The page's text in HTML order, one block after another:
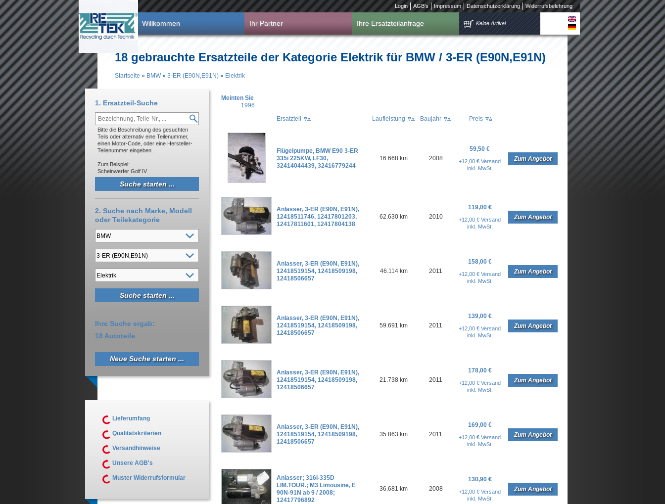
Direkt zum Inhalt Login AGB's Impressum Datenschutzerklärung Widerrufsbelehrung
Willkommen Ihr Partner Ihre Ersatzteilanfrage Keine Artikel
18 gebrauchte Ersatzteile der Kategorie Elektrik für BMW / 3-ER (E90N,E91N)
Startseite » BMW» 3-ER (E90N,E91N) » Elektrik
Meinten Sie
1996
Ersatzteil
Laufleistung Baujahr Preis
Flügelpumpe, BMW E90 3-ER
335i 225KW, LF30,
32414044439, 32416779244
16.668 km 2008
59,50 €
+12,00 € Versand
inkl. MwSt.
Zum Angebot
Anlasser, 3-ER (E90N, E91N),
12418511746, 12417801203,
12417811601, 12417804138
62.630 km 2010
119,00 €
+12,00 € Versand
inkl. MwSt.
Zum Angebot
Anlasser, 3-ER (E90N, E91N),
12418519154, 12418509198,
12418506657
46.114 km 2011
158,00 €
+12,00 € Versand
inkl. MwSt.
Zum Angebot
Anlasser, 3-ER (E90N, E91N),
12418519154, 12418509198,
12418506657
59.691 km 2011
139,00 €
+12,00 € Versand
inkl. MwSt.
Zum Angebot
Anlasser, 3-ER (E90N, E91N),
12418519154, 12418509198,
12418506657
21.738 km 2011
178,00 €
+12,00 € Versand
inkl. MwSt.
Zum Angebot
Anlasser, 3-ER (E90N, E91N),
12418519154, 12418509198,
12418506657
35.863 km 2011
169,00 €
+12,00 € Versand
inkl. MwSt.
Zum Angebot
Anlasser; 316I-335D
LIM.TOUR.; M3 Limousine, E
90N-91N ab 9 / 2008;
12417796892
36.681 km 2008
130,90 €
+12,00 € Versand
inkl. MwSt.
Zum Angebot
1. Ersatzteil-Suche
Bitte die Beschreibung des gesuchten
Teils oder alternativ eine Teilenummer,
einen Motor-Code, oder eine Hersteller-
Teilenummer eingeben.
Zum Beispiel:
Scheinwerfer Golf IV
2. Suche nach Marke, Modell
oder Teilekategorie
Ihre Suche ergab:
18 Autoteile
Neue Suche starten ...
Lieferumfang
Qualitätskriterien
Versandhinweise
Unsere AGB's
Muster Widerrufsformular